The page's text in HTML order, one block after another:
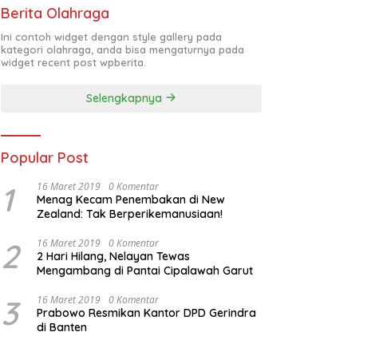
Berita Olahraga
Ini contoh widget dengan style gallery pada
kategori olahraga, anda bisa mengaturnya pada
widget recent post wpberita.
Selengkapnya
Popular Post
1 16 Maret 2019 0 Komentar
Menag Kecam Penembakan di New
Zealand: Tak Berperikemanusiaan!
2 16 Maret 2019 0 Komentar
2 Hari Hilang, Nelayan Tewas
Mengambang di Pantai Cipalawah Garut
3 16 Maret 2019 0 Komentar
Prabowo Resmikan Kantor DPD Gerindra
di Banten